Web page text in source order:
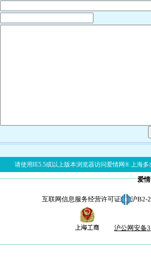
请使用IE5.5或以上版本浏览器访问爱情网® 上海多
爱
互联网信息服务经营许可证 沪B2-
沪公网安备